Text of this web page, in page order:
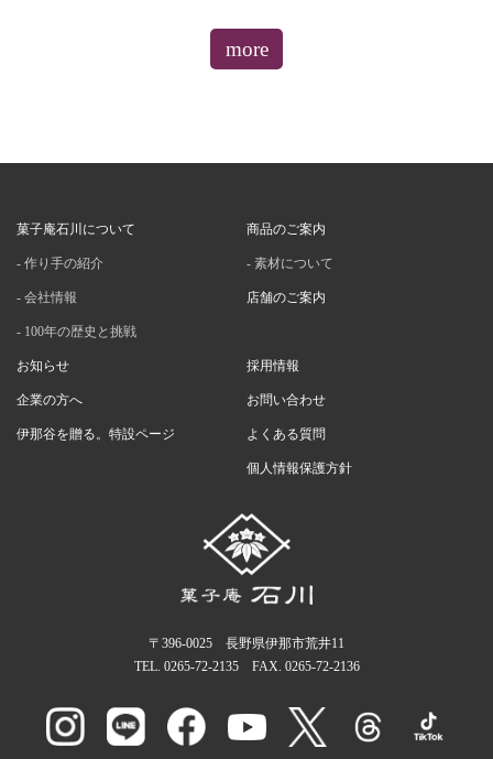
more
菓子庵石川について
作り手の紹介
会社情報
100年の歴史と挑戦
商品のご案内
素材について
店舗のご案内
お知らせ
企業の方へ
伊那谷を贈る。特設ページ
採用情報
お問い合わせ
よくある質問
個人情報保護方針
〒396-0025 長野県伊那市荒井11
TEL. 0265-72-2135FAX. 0265-72-2136